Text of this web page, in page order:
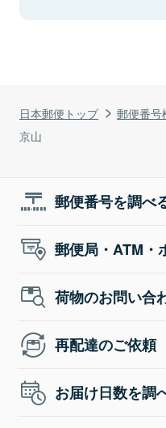
日本郵便トップ 郵便番号
京山
郵便番号を調べ
郵便局・ATM・
荷物のお問い合
再配達のご依頼
お届け日数を調